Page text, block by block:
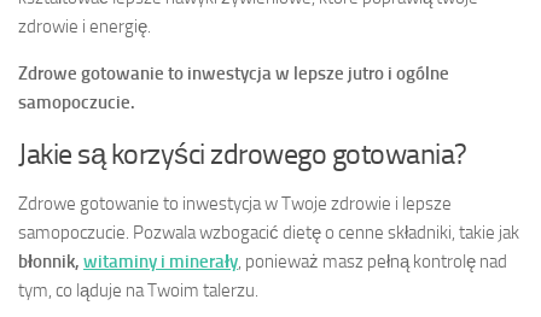
zdrowie i energię.
Zdrowe gotowanie to inwestycja w lepsze jutro i ogólne
samopoczucie.
Jakie są korzyści zdrowego gotowania?
Zdrowe gotowanie to inwestycja w Twoje zdrowie i lepsze
samopoczucie. Pozwala wzbogacić dietę o cenne składniki, takie jak
błonnik, witaminy i minerały, ponieważ masz pełną kontrolę nad
tym, co ląduje na Twoim talerzu.